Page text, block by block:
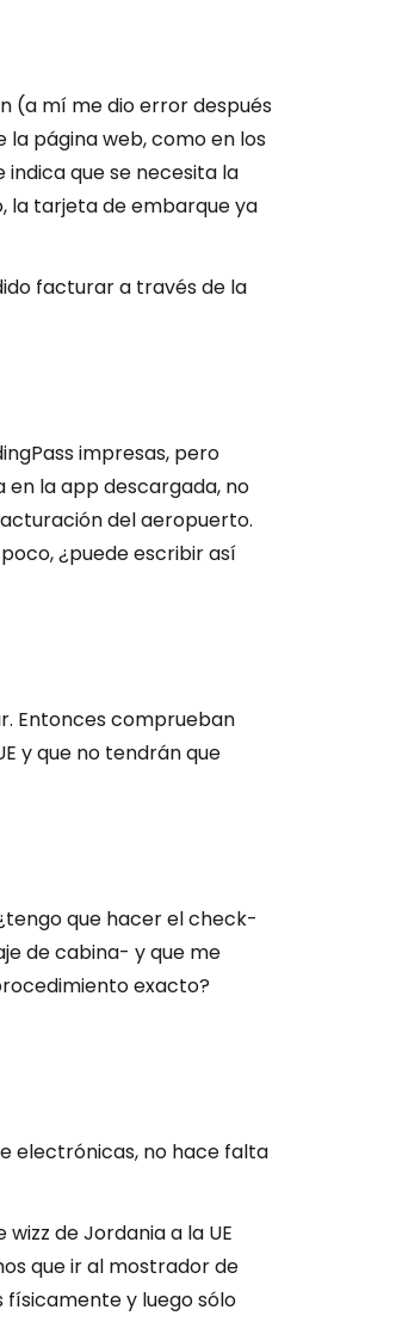
(a mí me dio error después
página web, como en los
que se necesita la
la tarjeta de embarque ya
facturar a través de la
impresas, pero
la app descargada, no
del aeropuerto.
¿puede escribir así
Entonces comprueban
y que no tendrán que
que hacer el check-
de cabina- y que me
exacto?
electrónicas, no hace falta
de Jordania a la UE
que ir al mostrador de
y luego sólo